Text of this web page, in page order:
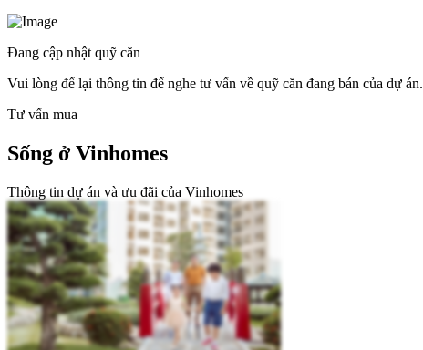
Đang cập nhật quỹ căn
Vui lòng để lại thông tin để nghe tư vấn về quỹ căn đang bán của dự án.
Tư vấn mua
Sống ở Vinhomes
Thông tin dự án và ưu đãi của Vinhomes